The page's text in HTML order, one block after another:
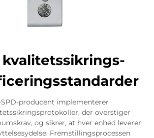
SPD-producent implementerer
der overstiger
og sikrer, at hver enhed leverer
Fremstillingsprocessen